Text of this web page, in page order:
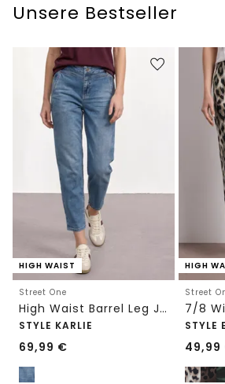
Unsere Bestseller
HIGH WAIST
Street One
High Waist Barrel Leg Jeans im Loose Fit
STYLE KARLIE
69,99 €
HIGH
Street
STYLE
49,99